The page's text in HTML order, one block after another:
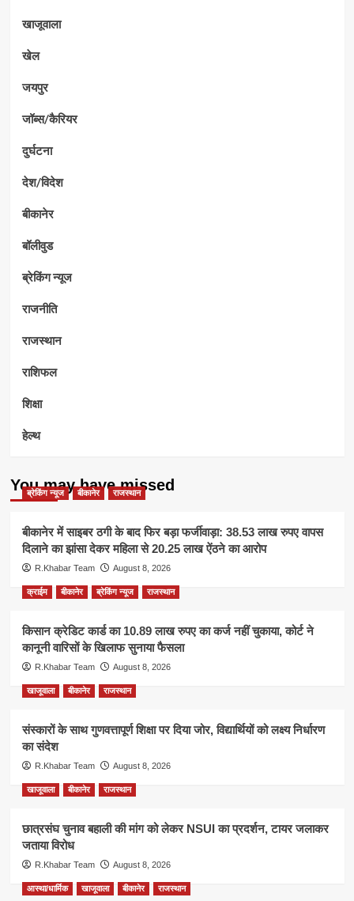
खाजूवाला
खेल
जयपुर
जॉब्स/कैरियर
दुर्घटना
देश/विदेश
बीकानेर
बॉलीवुड
ब्रेकिंग न्यूज
राजनीति
राजस्थान
राशिफल
शिक्षा
हेल्थ
You may have missed
ब्रेकिंग न्यूज बीकानेर राजस्थान
बीकानेर में साइबर ठगी के बाद फिर बड़ा फर्जीवाड़ा: 38.53 लाख रुपए वापस
दिलाने का झांसा देकर महिला से 20.25 लाख ऐंठने का आरोप
R.Khabar Team August 8, 2026
क्राईम बीकानेर ब्रेकिंग न्यूज राजस्थान
किसान क्रेडिट कार्ड का 10.89 लाख रुपए का कर्ज नहीं चुकाया, कोर्ट ने
कानूनी वारिसों के खिलाफ सुनाया फैसला
R.Khabar Team August 8, 2026
खाजूवाला बीकानेर राजस्थान
संस्कारों के साथ गुणवत्तापूर्ण शिक्षा पर दिया जोर, विद्यार्थियों को लक्ष्य निर्धारण
का संदेश
R.Khabar Team August 8, 2026
खाजूवाला बीकानेर राजस्थान
छात्रसंघ चुनाव बहाली की मांग को लेकर NSUI का प्रदर्शन, टायर जलाकर
जताया विरोध
R.Khabar Team August 8, 2026
आस्था/धार्मिक खाजूवाला बीकानेर राजस्थान